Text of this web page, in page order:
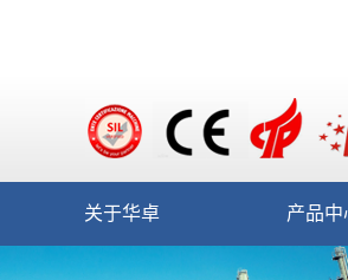
关于华卓 产品中